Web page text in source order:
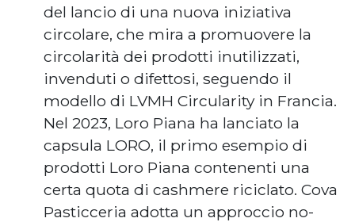
del lancio di una nuova iniziativa
circolare, che mira a promuovere la
circolarità dei prodotti inutilizzati,
invenduti o difettosi, seguendo il
modello di LVMH Circularity in Francia.
Nel 2023, Loro Piana ha lanciato la
capsula LORO, il primo esempio di
prodotti Loro Piana contenenti una
certa quota di cashmere riciclato. Cova
Pasticceria adotta un approccio no-